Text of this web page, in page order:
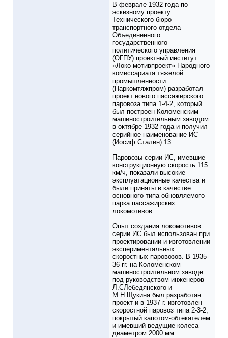
В феврале 1932 года по
эскизному проекту
Технического бюро
транспортного отдела
Объединенного
государственного
политического управления
(ОГПУ) проектный институт
«Локо-мотивпроект» Народного
комиссариата тяжелой
промышленности
(Наркомтяжпром) разработал
проект нового пассажирского
паровоза типа 1-4-2, который
был построен Коломенским
машиностроительным заводом
в октябре 1932 года и получил
серийное наименование ИС
(Иосиф Сталин).13
Паровозы серии ИС, имевшие
конструкционную скорость 115
км/ч, показали высокие
эксплуатационные качества и
были приняты в качестве
основного типа обновляемого
парка пассажирских
локомотивов.
Опыт создания локомотивов
серии ИС был использован при
проектировании и изготовлении
экспериментальных
скоростных паровозов. В 1935-
36 гг. на Коломенском
машиностроительном заводе
под руководством инженеров
Л.СЛебедянского и
М.Н.Щукина был разработан
проект и в 1937 г. изготовлен
скоростной паровоз типа 2-3-2,
покрытый капотом-обтекателем
и имевший ведущие колеса
диаметром 2000 мм.